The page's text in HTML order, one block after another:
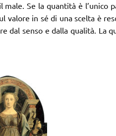
Se la quantità è l’unico
valore in sé di una scelta è
dal senso e dalla qualità. La